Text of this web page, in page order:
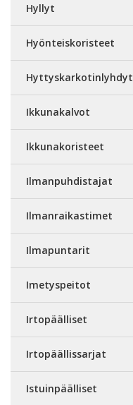
Hyllyt
Hyönteiskoristeet
Hyttyskarkotinlyhdyt
Ikkunakalvot
Ikkunakoristeet
Ilmanpuhdistajat
Ilmanraikastimet
Ilmapuntarit
Imetyspeitot
Irtopäälliset
Irtopäällissarjat
Istuinpäälliset